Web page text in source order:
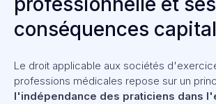
conséquences
Le droit applicable aux sociétés
professions médicales repose sur un
l'indépendance des praticiens dans